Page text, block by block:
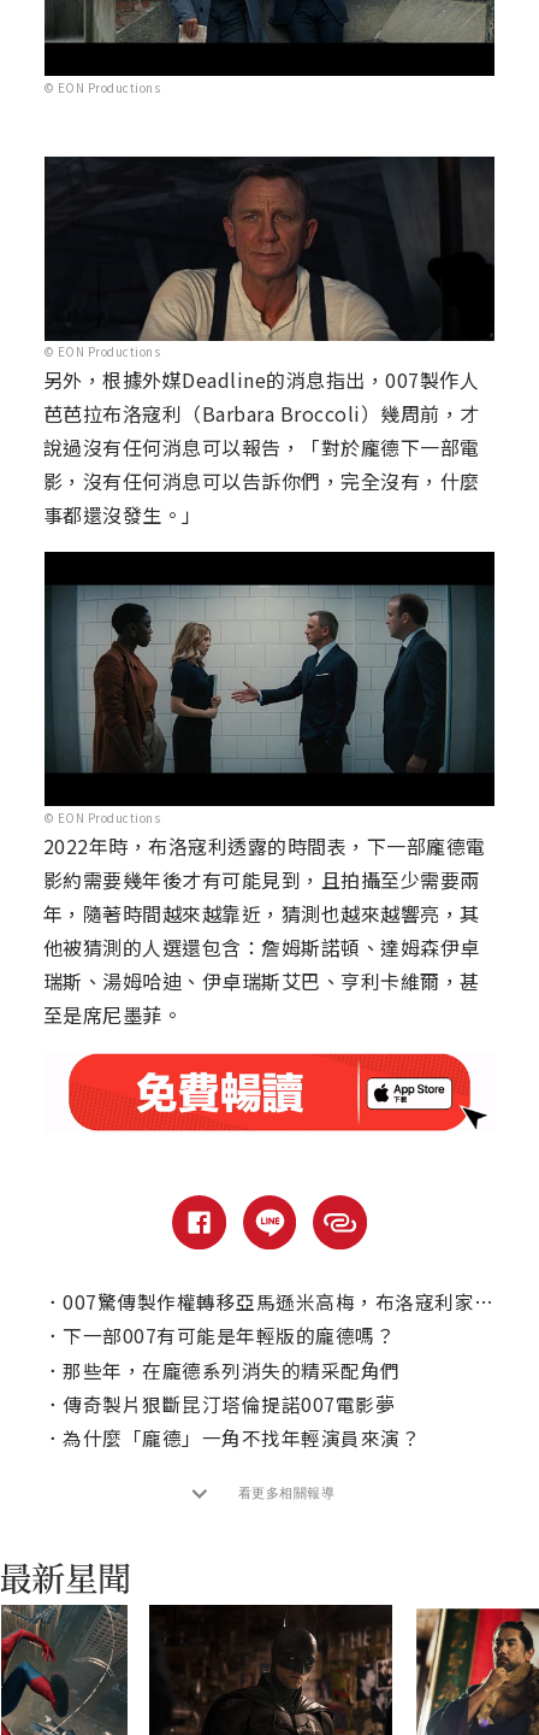
© EON Productions
© EON Productions
另外，根據外媒Deadline的消息指出，007製作人
芭芭拉布洛寇利（Barbara Broccoli）幾周前，才
說過沒有任何消息可以報告，「對於龐德下一部電
影，沒有任何消息可以告訴你們，完全沒有，什麼
事都還沒發生。」
© EON Productions
2022年時，布洛寇利透露的時間表，下一部龐德電
影約需要幾年後才有可能見到，且拍攝至少需要兩
年，隨著時間越來越靠近，猜測也越來越響亮，其
他被猜測的人選還包含：詹姆斯諾頓、達姆森伊卓
瑞斯、湯姆哈迪、伊卓瑞斯艾巴、亨利卡維爾，甚
至是席尼墨菲。
． 007驚傳製作權轉移亞馬遜米高梅，布洛寇利家族退居二線！
． 下一部007有可能是年輕版的龐德嗎？
． 那些年，在龐德系列消失的精采配角們
． 傳奇製片狠斷昆汀塔倫提諾007電影夢
． 為什麼「龐德」一角不找年輕演員來演？
看更多相關報導